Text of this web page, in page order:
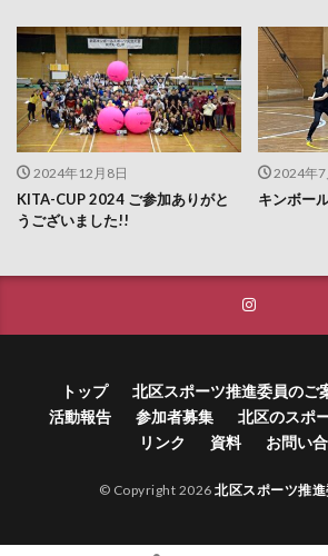
2024年12月8日
KITA-CUP 2024 ご参加ありがと
うございました!!
2024年7
キンボー
トップ 北区スポーツ推進委員のご
活動報告
参加者募集 北区のスポ
リンク
資料 お問い
© Copyright 2026北区スポーツ推